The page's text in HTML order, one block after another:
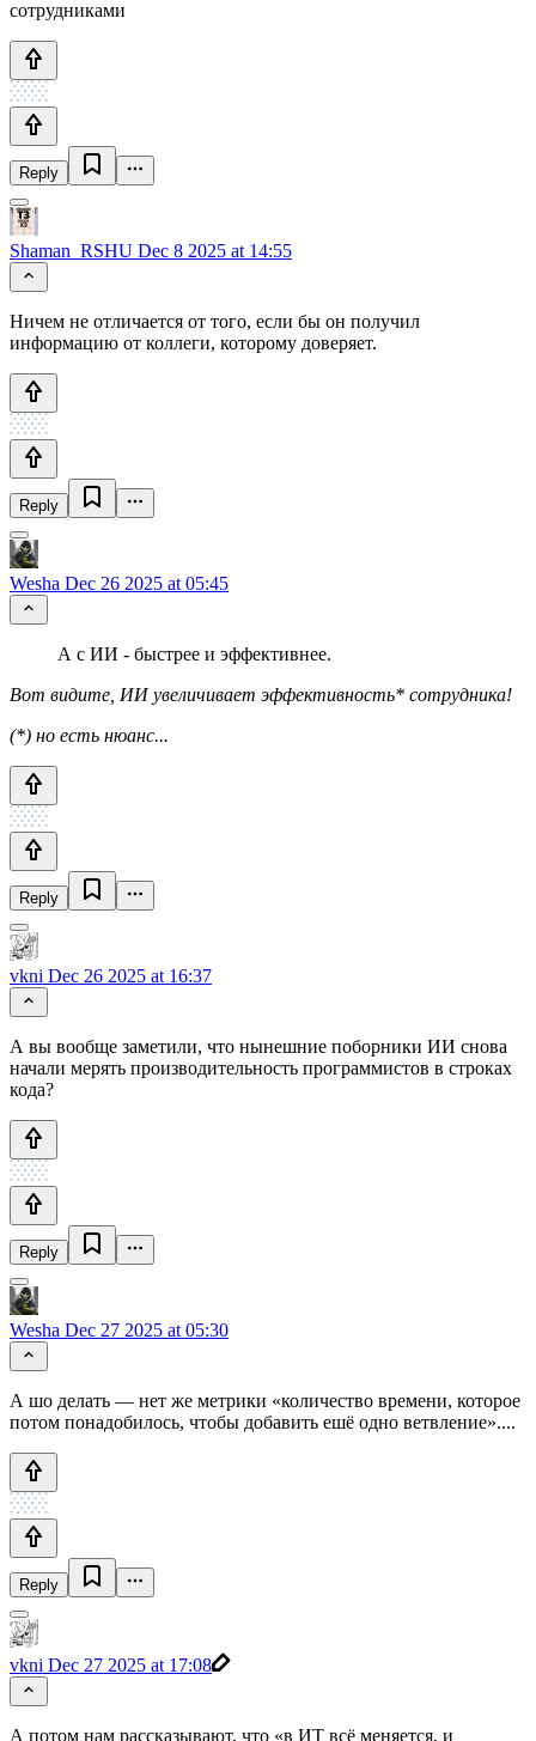
сотрудниками
Reply
Shaman_RSHU Dec 8 2025 at 14:55
Ничем не отличается от того, если бы он получил
информацию от коллеги, которому доверяет.
Reply
Wesha Dec 26 2025 at 05:45
А с ИИ - быстрее и эффективнее.
Вот видите, ИИ увеличивает эффективность* сотрудника!
(*) но есть нюанс...
Reply
vkni Dec 26 2025 at 16:37
А вы вообще заметили, что нынешние поборники ИИ снова
начали мерять производительность программистов в строках
кода?
Reply
Wesha Dec 27 2025 at 05:30
А шо делать — нет же метрики «количество времени, которое
потом понадобилось, чтобы добавить ешё одно ветвление»....
Reply
vkni Dec 27 2025 at 17:08
А потом нам рассказывают, что «в ИТ всё меняется, и